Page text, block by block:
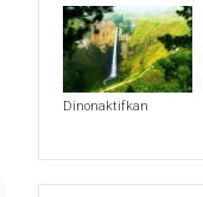
Dollo
Terhadap
Final
SCM
Cup
Dinonaktifkan
Terjun